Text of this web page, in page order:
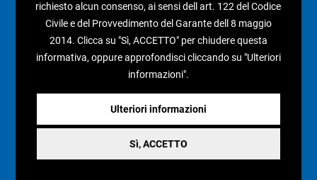
Recesso
richiesto alcun consenso, ai sensi dell art. 122 del Codice
Civile e del Provvedimento del Garante dell 8 maggio
2014. Clicca su "Sì, ACCETTO" per chiudere questa
informativa, oppure approfondisci cliccando su "Ulteriori
informazioni".
Ulteriori informazioni
Sì, ACCETTO